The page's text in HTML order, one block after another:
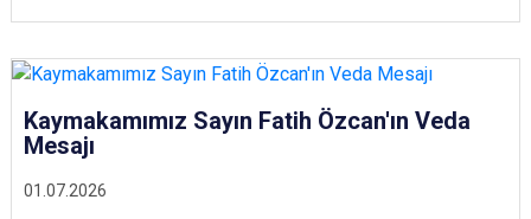
01.07.2026
Kaymakamımız Sayın Fatih Özcan'ın Veda
Mesajı